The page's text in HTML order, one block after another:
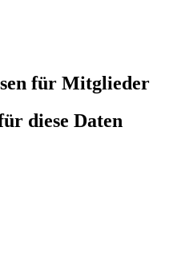
für Mitglieder
diese Daten